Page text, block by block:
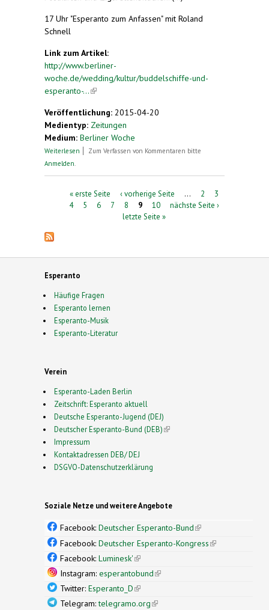
17 Uhr "Esperanto zum Anfassen" mit Roland
Schnell
Link zum Artikel:
http://www.berliner-
woche.de/wedding/kultur/buddelschiffe-und-
esperanto-...(link is external)
Veröffentlichung: 2015-04-20
Medientyp: Zeitungen
Medium: Berliner Woche
Weiterlesen über Buddelschiffe und Esperanto: 1. Hobbytag in
Zum Verfassen von Kommentaren bitte
Anmelden
Seiten« erste Seite ‹ vorherige Seite … 2
3
4
5 6 7 8 9 10
nächste Seite ›
letzte Seite »
Esperanto
Häufige Fragen
Esperanto lernen
Esperanto-Musik
Esperanto-Literatur
Verein
Esperanto-Laden Berlin
Zeitschrift: Esperanto aktuell
Deutsche Esperanto-Jugend (DEJ)
Deutscher Esperanto-Bund (DEB)(link is external)
Impressum
Kontaktadressen DEB/ DEJ
DSGVO-Datenschutzerklärung
Soziale Netze und weitere Angebote
Facebook: Deutscher Esperanto-Bund(link is
external)
Facebook: Deutscher Esperanto-Kongress(link is
Facebook: Luminesk'(link is external)
Instagram: esperantobund(link is external)
Twitter: Esperanto_D(link is external)
Telegram:telegramo.org(link is external)